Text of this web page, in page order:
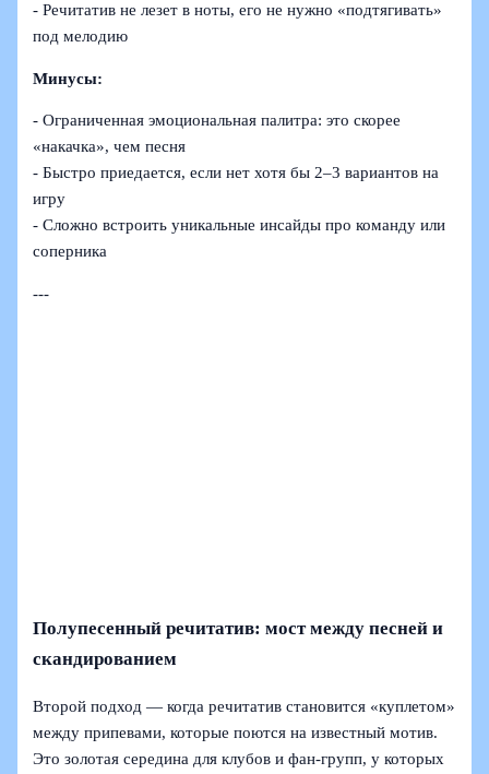
- Речитатив не лезет в ноты, его не нужно «подтягивать»
под мелодию
Минусы:
- Ограниченная эмоциональная палитра: это скорее
«накачка», чем песня
- Быстро приедается, если нет хотя бы 2–3 вариантов на
игру
- Сложно встроить уникальные инсайды про команду или
соперника
---
Полупесенный речитатив: мост между песней и
скандированием
Второй подход — когда речитатив становится «куплетом»
между припевами, которые поются на известный мотив.
Это золотая середина для клубов и фан-групп, у которых